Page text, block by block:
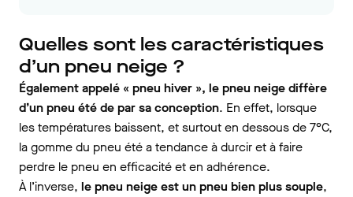
Quelles sont les caractéristiques
d’un pneu neige ?
Également appelé « pneu hiver », le pneu neige diffère
d’un pneu été de par sa conception. En effet, lorsque
les températures baissent, et surtout en dessous de 7°C,
la gomme du pneu été a tendance à durcir et à faire
perdre le pneu en efficacité et en adhérence.
À l’inverse, le pneu neige est un pneu bien plus souple,